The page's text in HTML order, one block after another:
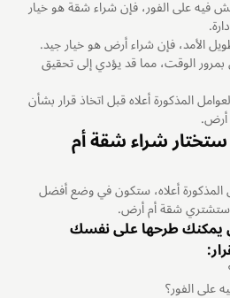
فيه على الفور، فإن شراء شقة هو خيار
الأمد، فإن شراء أرض هو خيار جيد.
بمرور الوقت، مما قد يؤدي إلى تحقيق
المذكورة أعلاه قبل اتخاذ قرار بشأن
أرض.
شراء شقة أم
المذكورة أعلاه، ستكون في وضع أفضل
ستشتري شقة أم أرض.
يمكنك طرحها على نفسك
على الفور؟